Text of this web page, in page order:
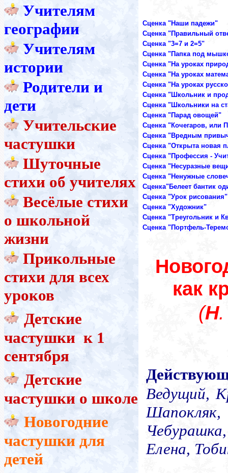
Учителям
географии
Учителям
истории
Родители и
дети
Учительские
частушки
Шуточные
стихи об учителях
Весёлые стихи
о школьной
жизни
Прикольные
стихи для всех
уроков
Детские
частушки к 1
сентября
Детские
частушки о школе
Новогодние
частушки для
детей
Сценка "Наши падежи"
Сценка "Правильный
Сценка "3=7 и 2=5"
Сценка "Папка под
Сценка "На уроках
Сценка "На уроках
Сценка "На уроках
Сценка "Школьник и
Сценка "Школьники на
Сценка "Парад овощей"
Сценка "Кочегаров, или
Сценка "Вредным
Сценка "Открыта новая
Сценка "Профессия -
Сценка "Несуразные
Сценка "Ненужные
Сценка"Белеет бантик
Сценка "Урок рисования"
Сценка "Художник"
Сценка "Треугольник и
Сценка "Портфель-
как
(Н
Ведущий,
Елена,